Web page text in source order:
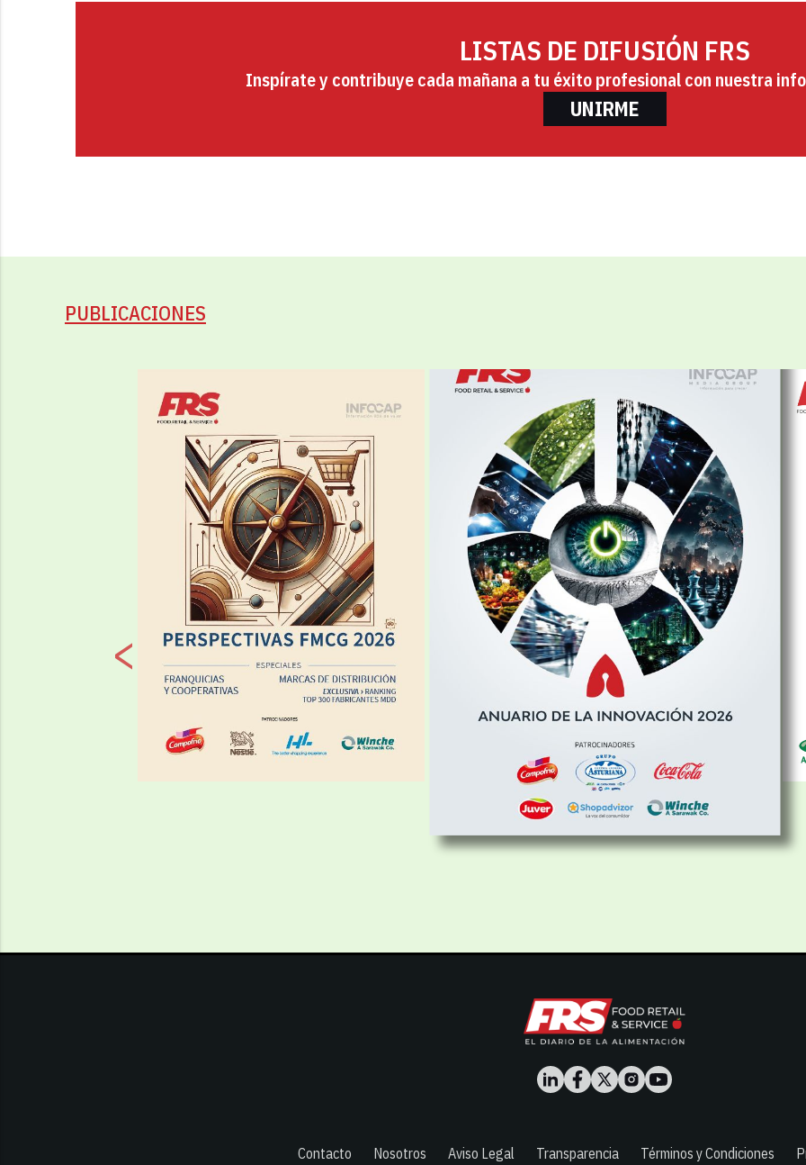
LISTAS DE DIFUSIÓN FRS
Inspírate y contribuye cada mañana a tu éxito profesional con nuestra
UNIRME
PUBLICACIONES
Contacto Nosotros Aviso Legal Transparencia Términos y Condiciones